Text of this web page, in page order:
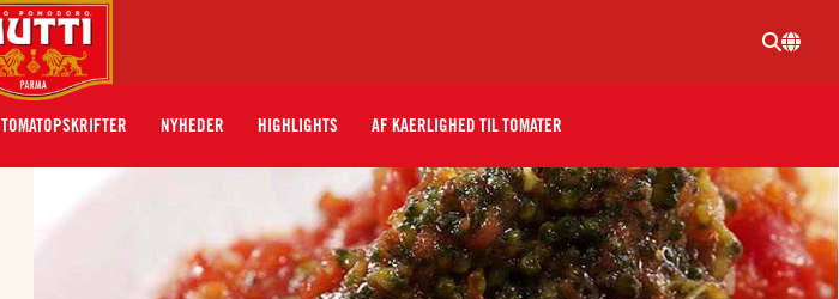
TOMATOPSKRIFTER NYHEDER HIGHLIGHTS AF KAERLIGHED TIL TOMATER